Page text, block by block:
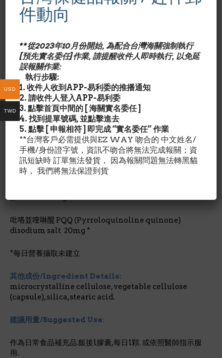
PQQ 的好處：
鼓勵年輕的細胞能量水平
提供強大的細胞抗氧化保護
幫助支持脆弱的線粒體 DNA
支持心臟健康、認知健康
PQQ 的力量：
線粒體內部產生的大量能量使它們暴露於持續的自由基活動中，這會
導致線粒體隨時間衰變。 PQQ 保護和支持脆弱的線粒體結構，通過
促進新線粒體的形成和通過其抗氧化能力支持線粒體防禦來促進年輕
的細胞功能。
成份含量/Nutrition Facts:
吡咯並喹啉醌 PQQ (Pyrroloquinoline quinone)
disodium salt 20mg *
*每日營養攝取未建立
其他成份/Ingredient Details:
microcrystalline cellulose, vegetable cellulose
(capsule), silica, stearic acid.
建議用量/Suggested Use:
作為日常食品補充品.飯後1膠囊,每日1顆. 或依照醫師指示服
用.
件動向
**從2023年10月份開始, 為配合台灣海關強制執行
[預先實名委任]作業, 請提醒收件人即時執行, 以免延
誤報關作業:
執行步驟:
1. 收件人收到APP-易利委的推播通知
2. 請收件人登入APP-易利委
3. 點擊首頁中間的 [ 海關實名委任 ]
4. 找到提單號碼, 並點擊進去
5. 點擊 [ 申報相符 ] 即完成 “實名委任” 作業
**台灣客戶必需提供與EZ WAY 吻合的 中文姓名/
手機/身份證字號，資訊不吻合將無法完成報關；資
訊短缺時 訂單無法發貨， 因為報關問題無法轉黑貓
時， 我們將無法保證到貨
USD
TWD